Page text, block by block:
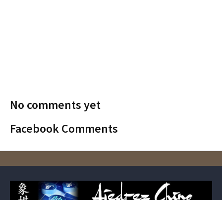
No comments yet
Facebook Comments